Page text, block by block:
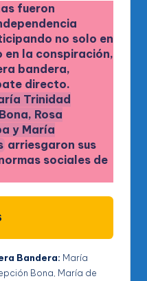
fueron
no solo en
en la conspiración,
bandera,
directo.
Trinidad
Rosa
y María
arriesgaron sus
sociales de
Bandera: María
Bona, María de